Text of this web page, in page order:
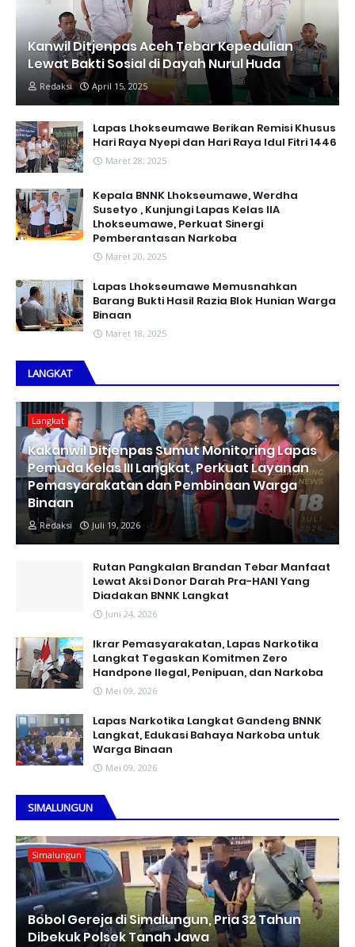
Kanwil Ditjenpas Aceh Tebar Kepedulian
Lewat Bakti Sosial di Dayah Nurul Huda
Redaksi April 15, 2025
Lapas Lhokseumawe Berikan Remisi Khusus
Hari Raya Nyepi dan Hari Raya Idul Fitri 1446
Maret 28, 2025
Kepala BNNK Lhokseumawe, Werdha
Susetyo , Kunjungi Lapas Kelas IIA
Lhokseumawe, Perkuat Sinergi
Pemberantasan Narkoba
Maret 20, 2025
Lapas Lhokseumawe Memusnahkan
Barang Bukti Hasil Razia Blok Hunian Warga
Binaan
Maret 18, 2025
LANGKAT
Langkat
Kakanwil Ditjenpas Sumut Monitoring Lapas
Pemuda Kelas III Langkat, Perkuat Layanan
Pemasyarakatan dan Pembinaan Warga
Binaan
Redaksi Juli 19, 2026
Rutan Pangkalan Brandan Tebar Manfaat
Lewat Aksi Donor Darah Pra-HANI Yang
Diadakan BNNK Langkat
Juni 24, 2026
Ikrar Pemasyarakatan, Lapas Narkotika
Langkat Tegaskan Komitmen Zero
Handpone llegal, Penipuan, dan Narkoba
Mei 09, 2026
Lapas Narkotika Langkat Gandeng BNNK
Langkat, Edukasi Bahaya Narkoba untuk
Warga Binaan
Mei 09, 2026
SIMALUNGUN
Simalungun
Bobol Gereja di Simalungun, Pria 32 Tahun
Dibekuk Polsek Tanah Jawa